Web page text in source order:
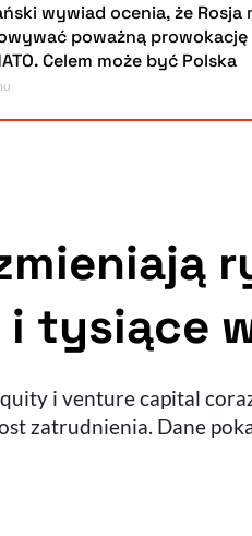
ocenia, że Rosja może
prowokację
może być Polska
i tysiące
i venture capital
zatrudnienia. Dane
- profil